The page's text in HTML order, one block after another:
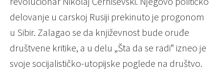
delovanje u carskoj Rusiji prekinuto je progonom
u Sibir. Zalagao se da književnost bude oruđe
društvene kritike, a u delu „Šta da se radi“ izneo je
svoje socijalističko-utopijske poglede na društvo.